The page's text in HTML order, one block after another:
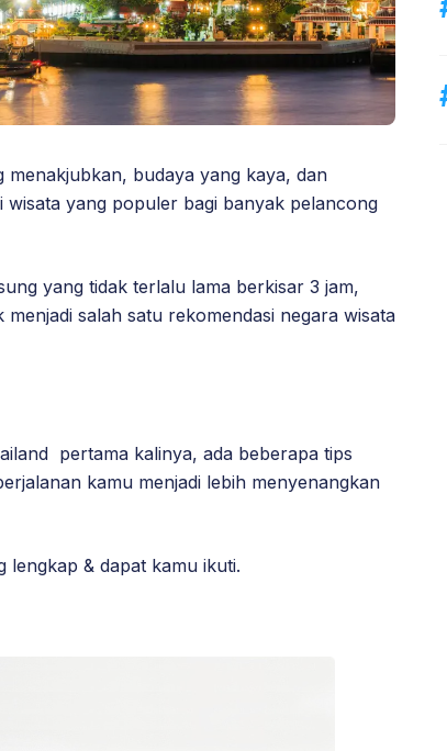
menakjubkan, budaya yang kaya, dan
yang populer bagi banyak pelancong
yang tidak terlalu lama berkisar 3 jam,
salah satu rekomendasi negara wisata
pertama kalinya, ada beberapa tips
kamu menjadi lebih menyenangkan
lengkap & dapat kamu ikuti.